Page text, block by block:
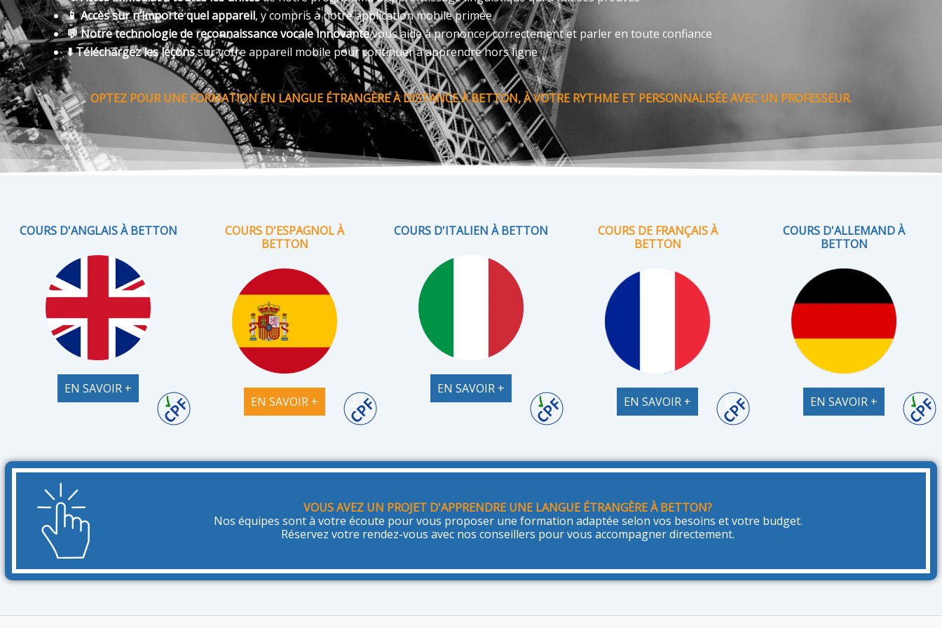
📱 Accès sur n’importe quel appareil, y compris à notre application mobile primée
💬 Notre technologie de reconnaissance vocale innovantevous aide à prononcer correctement et parler en toute confiance
⬇️ Téléchargez les leçonssur votre appareil mobile pour continuer à apprendre hors ligne
OPTEZ POUR UNE FORMATION EN LANGUE ÉTRANGÈRE À DISTANCE À BETTON, À VOTRE RYTHME ET PERSONNALISÉE AVEC UN PROFESSEUR.
COURS D'ANGLAIS À BETTON
EN SAVOIR +
COURS D'ESPAGNOL À
BETTON
EN SAVOIR +
COURS D'ITALIEN À BETTON
EN SAVOIR +
COURS DE FRANÇAIS À
BETTON
EN SAVOIR +
COURS D'ALLEMAND À
BETTON
EN SAVOIR +
VOUS AVEZ UN PROJET D'APPRENDRE UNE LANGUE ÉTRANGÈRE À BETTON?
Nos équipes sont à votre écoute pour vous proposer une formation adaptée selon vos besoins et votre budget.
Réservez votre rendez-vous avec nos conseillers pour vous accompagner directement.